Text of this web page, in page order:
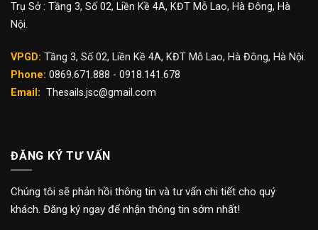
Trụ Sở : Tầng 3, Số 02, Liền Kề 4A, KĐT Mỗ Lao, Hà Đông, Hà
Nội.
VPGD: Tầng 3, Số 02, Liền Kề 4A, KĐT Mỗ Lao, Hà Đông, Hà Nội.
Phone: 0869.671.888 - 0918.141.678
Email: Thesails.jsc@gmail.com
ĐĂNG KÝ TƯ VẤN
Chúng tôi sẽ phản hồi thông tin và tư vấn chi tiết cho quý
khách. Đăng ký ngay để nhận thông tin sớm nhất!